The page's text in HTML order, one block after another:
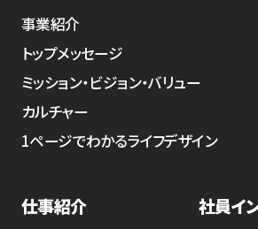
事業紹介
トップメッセージ
ミッション・ビジョン・バリュー
カルチャー
1ページでわかるライフデザイン
仕事紹介 社員イ